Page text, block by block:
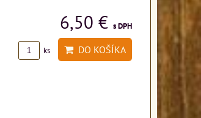
6,50 € s DPH
ks DO KOŠÍKA